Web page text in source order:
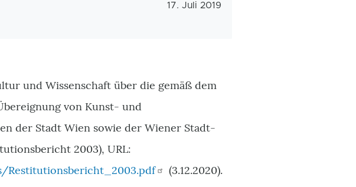
Veröffentlichungsdatum
17. Juli 2019
und Wissenschaft über die gemäß dem
von Kunst- und
der Stadt Wien sowie der Wiener Stadt-
2003), URL:
Restitutionsbericht_2003.pdf
(3.12.2020).